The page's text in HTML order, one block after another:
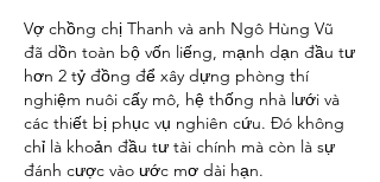
Vợ chồng chị Thanh và anh Ngô Hùng Vũ
đã dồn toàn bộ vốn liếng, mạnh dạn đầu tư
hơn 2 tỷ đồng để xây dựng phòng thí
nghiệm nuôi cấy mô, hệ thống nhà lưới và
các thiết bị phục vụ nghiên cứu. Đó không
chỉ là khoản đầu tư tài chính mà còn là sự
đánh cược vào ước mơ dài hạn.